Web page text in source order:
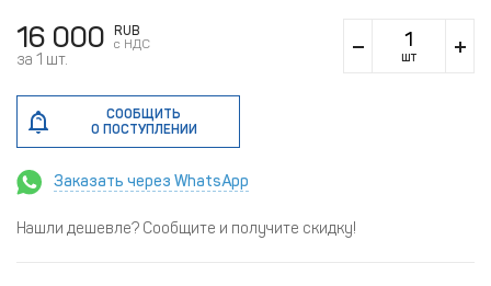
16 000
RUB
c НДС
за 1 шт. шт
СООБЩИТЬ
О ПОСТУПЛЕНИИ
Заказать через WhatsApp
Нашли дешевле? Сообщите и получите скидку!